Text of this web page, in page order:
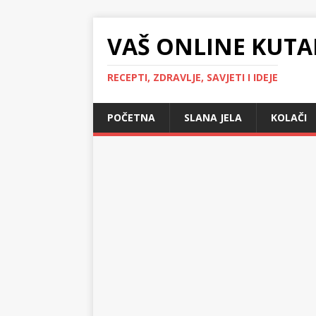
VAŠ ONLINE
RECEPTI, ZDRAVLJE, SAVJETI I IDEJE
POČETNA SLANA JELA KOLAČI